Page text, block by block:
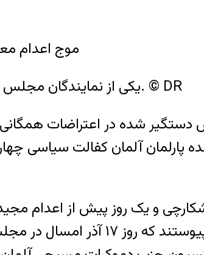
یکی از نمایندگان مجلس آلمان، کفالت سیاسی توماج صالحی خواننده ایرانی رپ را برعهده گرفته است. © DR
شده در اعتراضات
پارلمان آلمان کفالت سیاسی
و یک روز پیش از اعدام مجید
اعتراضات اخیر، به